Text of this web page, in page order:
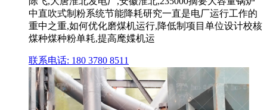
中直吹式制粉系统节能降耗研究一直是电厂运行工作的
重中之重,如何优化磨煤机运行,降低制项目单位设计校核
煤种煤种粉单耗,提高麾媟机运
联系电话: 180 3780 8511